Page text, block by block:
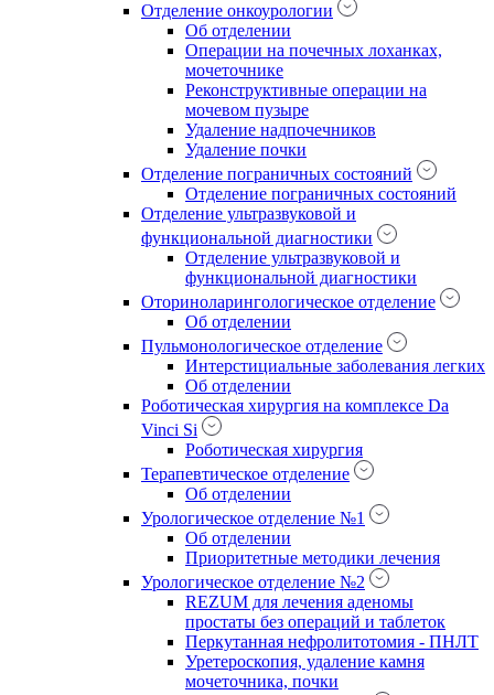
Отделение онкоурологии
Об отделении
Операции на почечных лоханках,
мочеточнике
Реконструктивные операции на
мочевом пузыре
Удаление надпочечников
Удаление почки
Отделение пограничных состояний
Отделение пограничных состояний
Отделение ультразвуковой и
функциональной диагностики
Отделение ультразвуковой и
функциональной диагностики
Оториноларингологическое отделение
Об отделении
Пульмонологическое отделение
Интерстициальные заболевания легких
Об отделении
Роботическая хирургия на комплексе Da
Vinci Si
Роботическая хирургия
Терапевтическое отделение
Об отделении
Урологическое отделение №1
Об отделении
Приоритетные методики лечения
Урологическое отделение №2
REZUM для лечения аденомы
простаты без операций и таблеток
Перкутанная нефролитотомия - ПНЛТ
Уретероскопия, удаление камня
мочеточника, почки